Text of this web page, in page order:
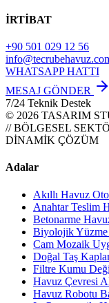
İRTİBAT
+90 501 029 12 56
WHATSAPP HATTI
MESAJ GÖNDER
7/24 Teknik Destek
© 2026 TASARIM
// BÖLGESEL
DİNAMİK ÇÖZÜM
Adalar
Akıllı Havuz
Anahtar Teslim
Betonarme
Biyolojik Yüzme
Cam Mozaik
Doğal Taş
Filtre Kumu
Havuz Çevresi
Havuz Robotu